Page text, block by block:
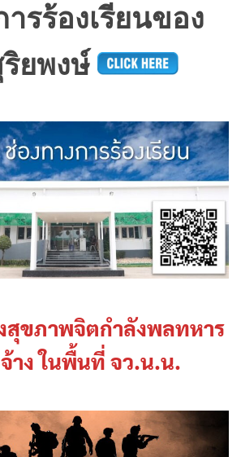
รร้องเรียนของ
ยพงษ์
สุขภาพจิตกำลังพลทหาร
าง ในพื้นที่ จว.น.น.